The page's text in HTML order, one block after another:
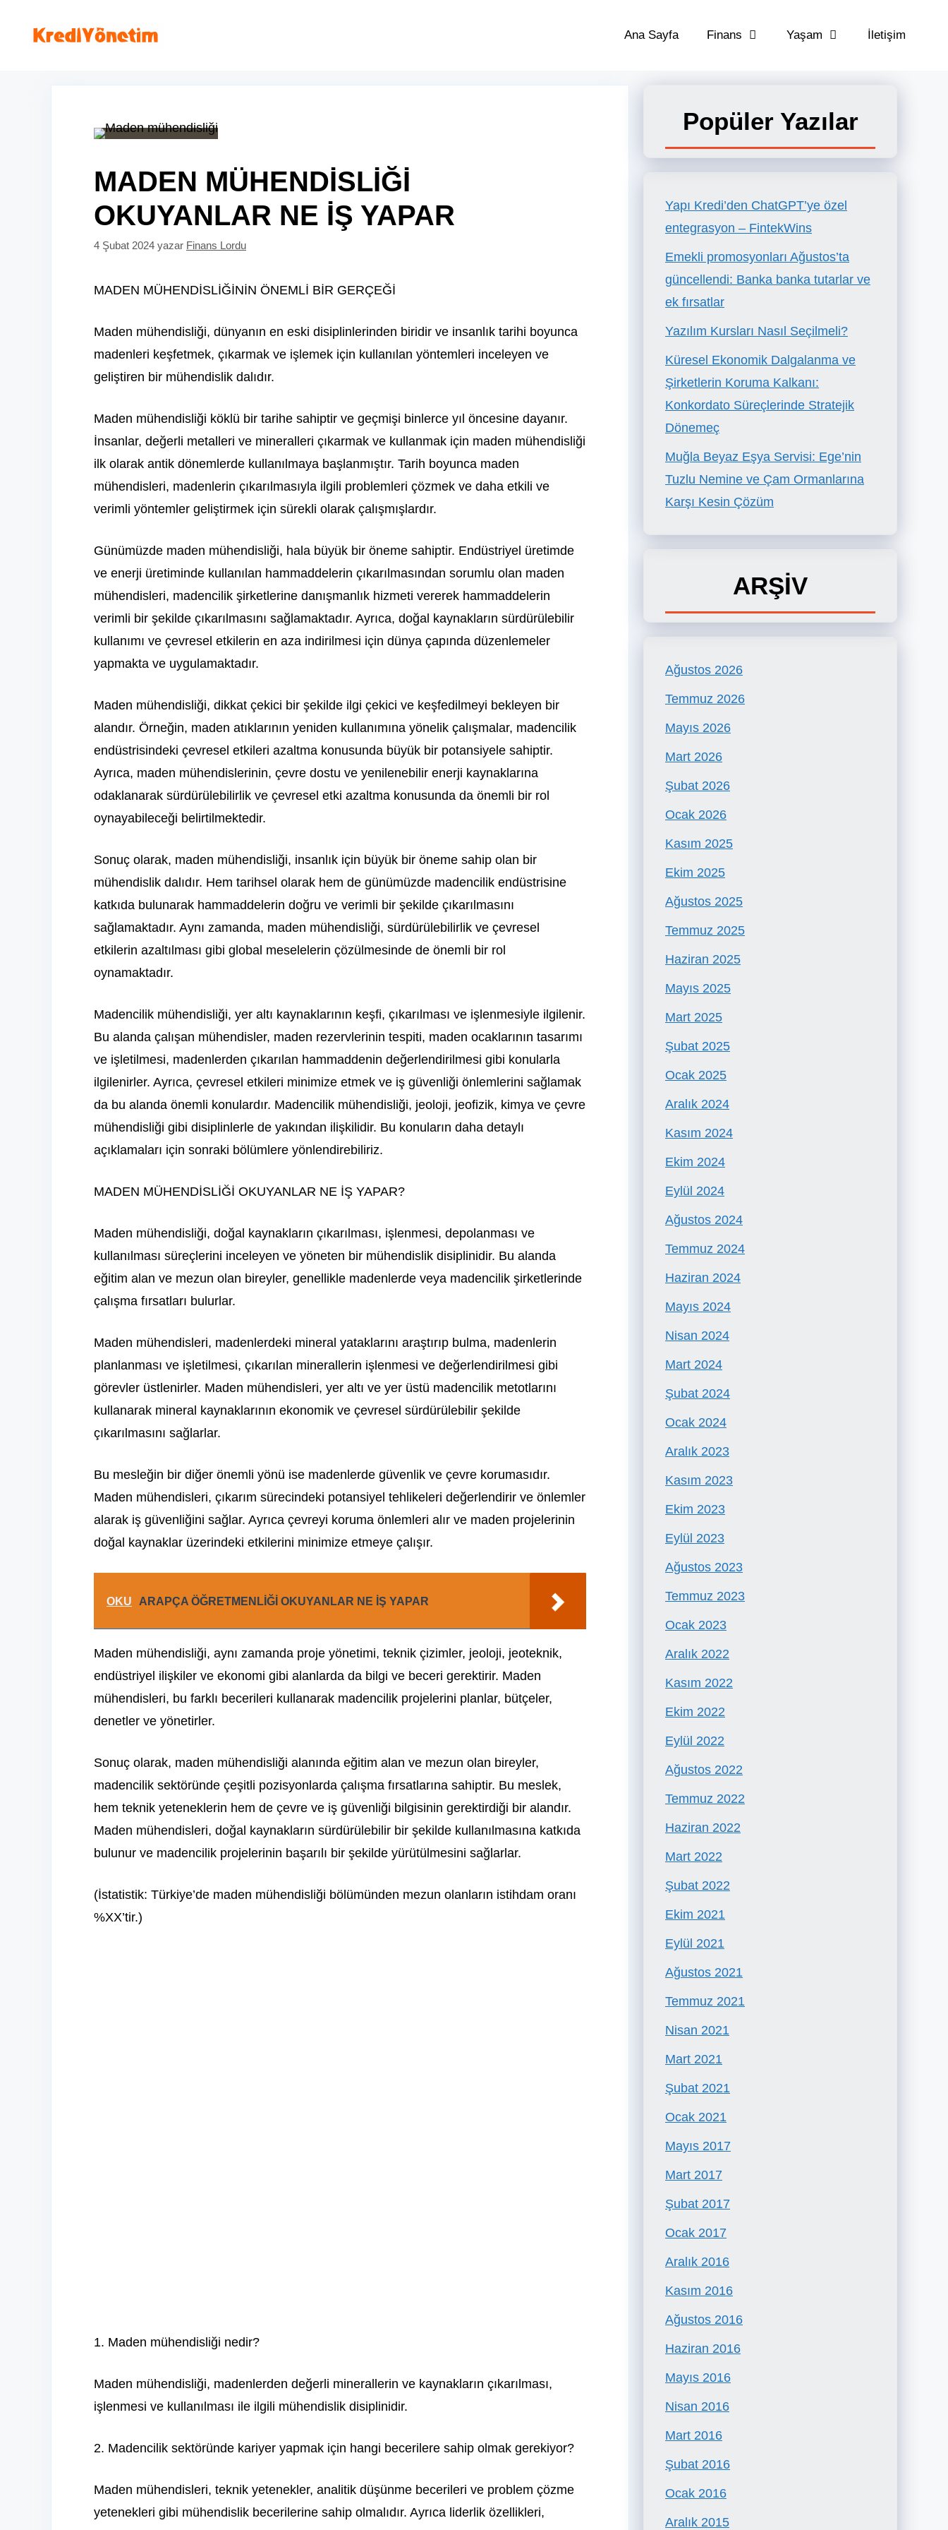
Ana Sayfa Finans Yaşam İletişim
MADEN MÜHENDİSLİĞİ
OKUYANLAR NE İŞ YAPAR
4 Şubat 2024 yazar Finans Lordu
MADEN MÜHENDİSLİĞİNİN ÖNEMLİ BİR GERÇEĞİ
Maden mühendisliği, dünyanın en eski disiplinlerinden biridir ve insanlık tarihi boyunca
madenleri keşfetmek, çıkarmak ve işlemek için kullanılan yöntemleri inceleyen ve
geliştiren bir mühendislik dalıdır.
Maden mühendisliği köklü bir tarihe sahiptir ve geçmişi binlerce yıl öncesine dayanır.
İnsanlar, değerli metalleri ve mineralleri çıkarmak ve kullanmak için maden mühendisliği
ilk olarak antik dönemlerde kullanılmaya başlanmıştır. Tarih boyunca maden
mühendisleri, madenlerin çıkarılmasıyla ilgili problemleri çözmek ve daha etkili ve
verimli yöntemler geliştirmek için sürekli olarak çalışmışlardır.
Günümüzde maden mühendisliği, hala büyük bir öneme sahiptir. Endüstriyel üretimde
ve enerji üretiminde kullanılan hammaddelerin çıkarılmasından sorumlu olan maden
mühendisleri, madencilik şirketlerine danışmanlık hizmeti vererek hammaddelerin
verimli bir şekilde çıkarılmasını sağlamaktadır. Ayrıca, doğal kaynakların sürdürülebilir
kullanımı ve çevresel etkilerin en aza indirilmesi için dünya çapında düzenlemeler
yapmakta ve uygulamaktadır.
Maden mühendisliği, dikkat çekici bir şekilde ilgi çekici ve keşfedilmeyi bekleyen bir
alandır. Örneğin, maden atıklarının yeniden kullanımına yönelik çalışmalar, madencilik
endüstrisindeki çevresel etkileri azaltma konusunda büyük bir potansiyele sahiptir.
Ayrıca, maden mühendislerinin, çevre dostu ve yenilenebilir enerji kaynaklarına
odaklanarak sürdürülebilirlik ve çevresel etki azaltma konusunda da önemli bir rol
oynayabileceği belirtilmektedir.
Sonuç olarak, maden mühendisliği, insanlık için büyük bir öneme sahip olan bir
mühendislik dalıdır. Hem tarihsel olarak hem de günümüzde madencilik endüstrisine
katkıda bulunarak hammaddelerin doğru ve verimli bir şekilde çıkarılmasını
sağlamaktadır. Aynı zamanda, maden mühendisliği, sürdürülebilirlik ve çevresel
etkilerin azaltılması gibi global meselelerin çözülmesinde de önemli bir rol
oynamaktadır.
Madencilik mühendisliği, yer altı kaynaklarının keşfi, çıkarılması ve işlenmesiyle ilgilenir.
Bu alanda çalışan mühendisler, maden rezervlerinin tespiti, maden ocaklarının tasarımı
ve işletilmesi, madenlerden çıkarılan hammaddenin değerlendirilmesi gibi konularla
ilgilenirler. Ayrıca, çevresel etkileri minimize etmek ve iş güvenliği önlemlerini sağlamak
da bu alanda önemli konulardır. Madencilik mühendisliği, jeoloji, jeofizik, kimya ve çevre
mühendisliği gibi disiplinlerle de yakından ilişkilidir. Bu konuların daha detaylı
açıklamaları için sonraki bölümlere yönlendirebiliriz.
MADEN MÜHENDİSLİĞİ OKUYANLAR NE İŞ YAPAR?
Maden mühendisliği, doğal kaynakların çıkarılması, işlenmesi, depolanması ve
kullanılması süreçlerini inceleyen ve yöneten bir mühendislik disiplinidir. Bu alanda
eğitim alan ve mezun olan bireyler, genellikle madenlerde veya madencilik şirketlerinde
çalışma fırsatları bulurlar.
Maden mühendisleri, madenlerdeki mineral yataklarını araştırıp bulma, madenlerin
planlanması ve işletilmesi, çıkarılan minerallerin işlenmesi ve değerlendirilmesi gibi
görevler üstlenirler. Maden mühendisleri, yer altı ve yer üstü madencilik metotlarını
kullanarak mineral kaynaklarının ekonomik ve çevresel sürdürülebilir şekilde
çıkarılmasını sağlarlar.
Bu mesleğin bir diğer önemli yönü ise madenlerde güvenlik ve çevre korumasıdır.
Maden mühendisleri, çıkarım sürecindeki potansiyel tehlikeleri değerlendirir ve önlemler
alarak iş güvenliğini sağlar. Ayrıca çevreyi koruma önlemleri alır ve maden projelerinin
doğal kaynaklar üzerindeki etkilerini minimize etmeye çalışır.
OKU ARAPÇA ÖĞRETMENLİĞİ OKUYANLAR NE İŞ YAPAR
Maden mühendisliği, aynı zamanda proje yönetimi, teknik çizimler, jeoloji, jeoteknik,
endüstriyel ilişkiler ve ekonomi gibi alanlarda da bilgi ve beceri gerektirir. Maden
mühendisleri, bu farklı becerileri kullanarak madencilik projelerini planlar, bütçeler,
denetler ve yönetirler.
Sonuç olarak, maden mühendisliği alanında eğitim alan ve mezun olan bireyler,
madencilik sektöründe çeşitli pozisyonlarda çalışma fırsatlarına sahiptir. Bu meslek,
hem teknik yeteneklerin hem de çevre ve iş güvenliği bilgisinin gerektirdiği bir alandır.
Maden mühendisleri, doğal kaynakların sürdürülebilir bir şekilde kullanılmasına katkıda
bulunur ve madencilik projelerinin başarılı bir şekilde yürütülmesini sağlarlar.
(İstatistik: Türkiye’de maden mühendisliği bölümünden mezun olanların istihdam oranı
%XX’tir.)
1. Maden mühendisliği nedir?
Maden mühendisliği, madenlerden değerli minerallerin ve kaynakların çıkarılması,
işlenmesi ve kullanılması ile ilgili mühendislik disiplinidir.
2. Madencilik sektöründe kariyer yapmak için hangi becerilere sahip olmak gerekiyor?
Maden mühendisleri, teknik yetenekler, analitik düşünme becerileri ve problem çözme
yetenekleri gibi mühendislik becerilerine sahip olmalıdır. Ayrıca liderlik özellikleri,
Popüler Yazılar
Yapı Kredi’den ChatGPT’ye özel
entegrasyon – FintekWins
Emekli promosyonları Ağustos’ta
güncellendi: Banka banka tutarlar ve
ek fırsatlar
Yazılım Kursları Nasıl Seçilmeli?
Küresel Ekonomik Dalgalanma ve
Şirketlerin Koruma Kalkanı:
Konkordato Süreçlerinde Stratejik
Dönemeç
Muğla Beyaz Eşya Servisi: Ege’nin
Tuzlu Nemine ve Çam Ormanlarına
Karşı Kesin Çözüm
ARŞİV
Ağustos 2026
Temmuz 2026
Mayıs 2026
Mart 2026
Şubat 2026
Ocak 2026
Kasım 2025
Ekim 2025
Ağustos 2025
Temmuz 2025
Haziran 2025
Mayıs 2025
Mart 2025
Şubat 2025
Ocak 2025
Aralık 2024
Kasım 2024
Ekim 2024
Eylül 2024
Ağustos 2024
Temmuz 2024
Haziran 2024
Mayıs 2024
Nisan 2024
Mart 2024
Şubat 2024
Ocak 2024
Aralık 2023
Kasım 2023
Ekim 2023
Eylül 2023
Ağustos 2023
Temmuz 2023
Ocak 2023
Aralık 2022
Kasım 2022
Ekim 2022
Eylül 2022
Ağustos 2022
Temmuz 2022
Haziran 2022
Mart 2022
Şubat 2022
Ekim 2021
Eylül 2021
Ağustos 2021
Temmuz 2021
Nisan 2021
Mart 2021
Şubat 2021
Ocak 2021
Mayıs 2017
Mart 2017
Şubat 2017
Ocak 2017
Aralık 2016
Kasım 2016
Ağustos 2016
Haziran 2016
Mayıs 2016
Nisan 2016
Mart 2016
Şubat 2016
Ocak 2016
Aralık 2015